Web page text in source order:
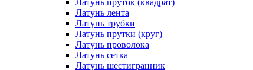
Латунь пруток (квадрат)
Латунь лента
Латунь трубки
Латунь прутки (круг)
Латунь проволока
Латунь сетка
Латунь шестигранник